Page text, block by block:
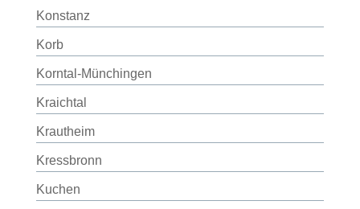
Konstanz
Korb
Korntal-Münchingen
Kraichtal
Krautheim
Kressbronn
Kuchen